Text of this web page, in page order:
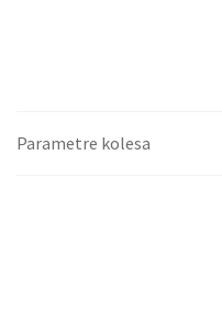
Parametre kolesa